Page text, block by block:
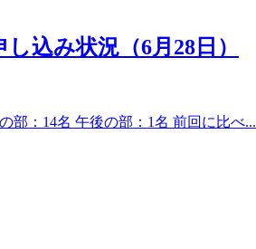
込み状況（6月28日）
部：14名 午後の部：1名 前回に比べ...